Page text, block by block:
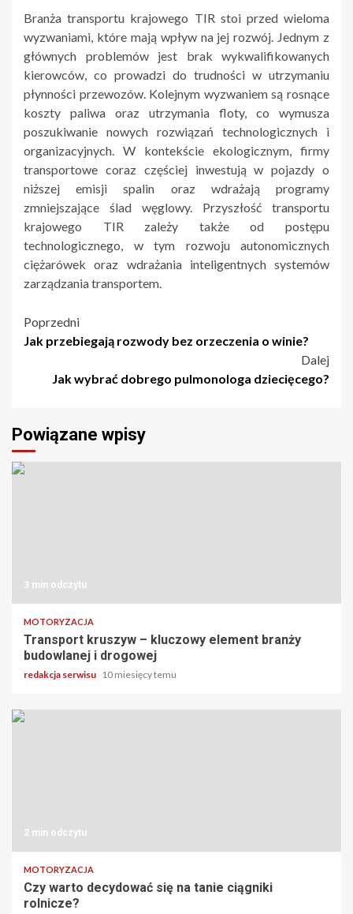
Branża transportu krajowego TIR stoi przed wieloma
wyzwaniami, które mają wpływ na jej rozwój. Jednym z
głównych problemów jest brak wykwalifikowanych
kierowców, co prowadzi do trudności w utrzymaniu
płynności przewozów. Kolejnym wyzwaniem są rosnące
koszty paliwa oraz utrzymania floty, co wymusza
poszukiwanie nowych rozwiązań technologicznych i
organizacyjnych. W kontekście ekologicznym, firmy
transportowe coraz częściej inwestują w pojazdy o
niższej emisji spalin oraz wdrażają programy
zmniejszające ślad węglowy. Przyszłość transportu
krajowego TIR zależy także od postępu
technologicznego, w tym rozwoju autonomicznych
ciężarówek oraz wdrażania inteligentnych systemów
zarządzania transportem.
Nawigacja
wpisu
Poprzedni
Jak przebiegają rozwody bez orzeczenia o winie?
Dalej
Jak wybrać dobrego pulmonologa dziecięcego?
Powiązane wpisy
3 min odczytu
MOTORYZACJA
Transport kruszyw – kluczowy element branży
budowlanej i drogowej
redakcja serwisu 10 miesięcy temu
2 min odczytu
MOTORYZACJA
Czy warto decydować się na tanie ciągniki
rolnicze?